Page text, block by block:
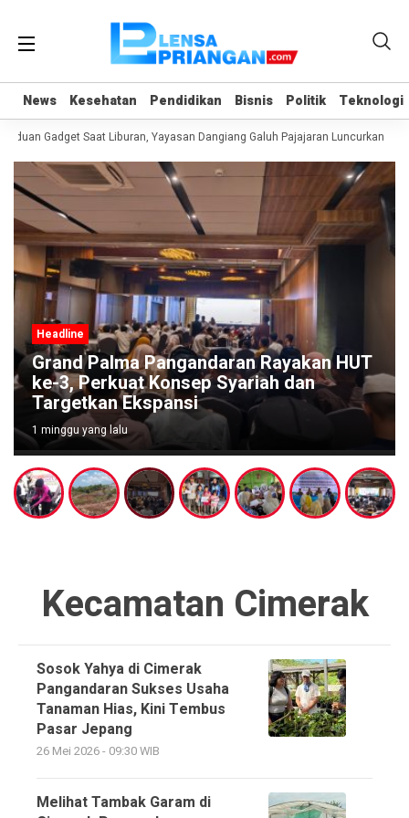
News Kesehatan Pendidikan Bisnis Politik Teknologi
News Kesehatan Pendidikan Bisnis Politik Teknologi
Gadget Saat Liburan, Yayasan Dangiang Galuh Pajajaran Luncurkan
Headline
Grand Palma Pangandaran Rayakan HUT
ke-3, Perkuat Konsep Syariah dan
Targetkan Ekspansi
1 minggu yang lalu
Kecamatan Cimerak
Sosok Yahya di Cimerak
Pangandaran Sukses Usaha
Tanaman Hias, Kini Tembus
Pasar Jepang
26 Mei 2026 - 09:30 WIB
Melihat Tambak Garam di